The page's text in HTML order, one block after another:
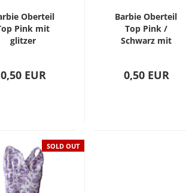
Oberteil
Pink mit
glitzer
0,50 EUR
Barbie Oberteil
Top Pink /
Schwarz mit
0,50 EUR
SOLD OUT